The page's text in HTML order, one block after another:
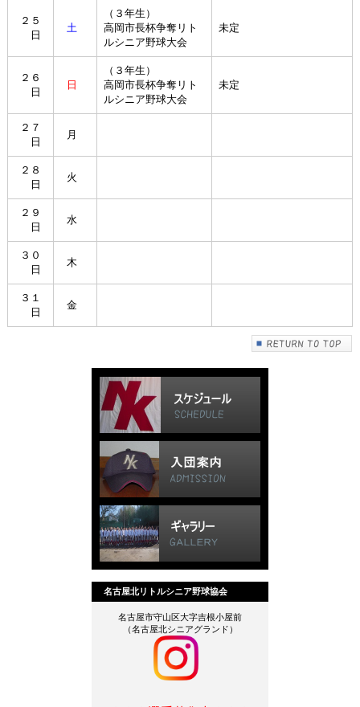
２５
日
土
（３年生）
高岡市長杯争奪リト
ルシニア野球大会
未定
２６
日
日
（３年生）
高岡市長杯争奪リト
ルシニア野球大会
未定
２７
日
月
２８
日
火
２９
日
水
３０
日
木
３１
日
金
名古屋北リトルシニア野球協会
名古屋市守山区大字吉根小屋前
（名古屋北シニアグランド）